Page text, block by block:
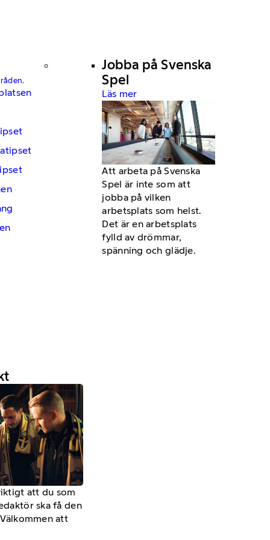
Jobba på Svenska
Spel
Läs mer
Att arbeta på Svenska
Spel är inte som att
jobba på vilken
arbetsplats som helst.
Det är en arbetsplats
fylld av drömmar,
spänning och glädje.
att du som
ska få den
att